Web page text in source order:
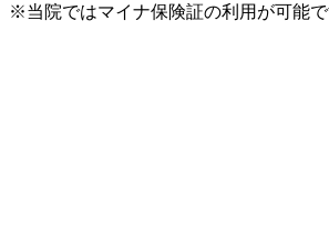
※当院ではマイナ保険証の利用が可能